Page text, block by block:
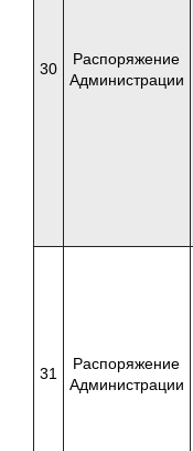
30
Распоряжение
Администрации
31
Распоряжение
Администрации